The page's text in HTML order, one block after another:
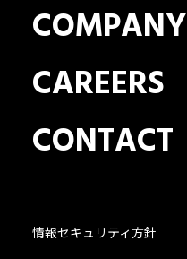
COMPANY
CAREERS
CONTACT
情報セキュリティ方針